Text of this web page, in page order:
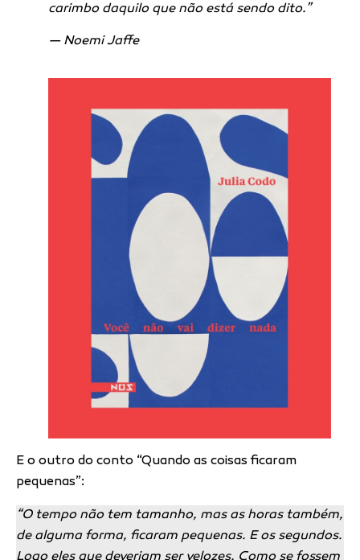
carimbo daquilo que não está sendo dito.”
— Noemi Jaffe
E o outro do conto “Quando as coisas ficaram
pequenas”:
“O tempo não tem tamanho, mas as horas também,
de alguma forma, ficaram pequenas. E os segundos.
Logo eles que deveriam ser velozes. Como se fossem